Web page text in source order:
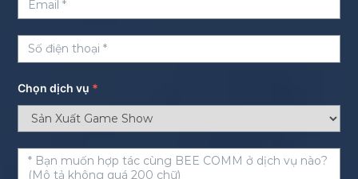
Chọn dịch vụ *